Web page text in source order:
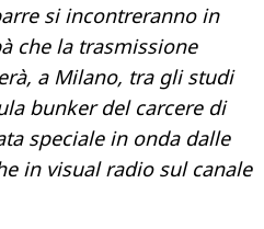
si incontreranno in
che la trasmissione
a Milano, tra gli studi
bunker del carcere di
speciale in onda dalle
in visual radio sul canale